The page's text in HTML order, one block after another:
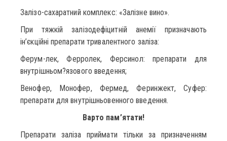
Залізо-сахаратний комплекс: «Залізне вино».
При тяжкій залізодефіцитній анемії призначають
ін’єкційні препарати тривалентного заліза:
Ферум-лек, Ферролек, Ферсинол: препарати для
внутрішньом?язового введення;
Венофер, Монофер, Фермед, Феринжект, Суфер:
препарати для внутрішньовенного введення.
Варто пам’ятати!
Препарати заліза приймати тільки за призначенням